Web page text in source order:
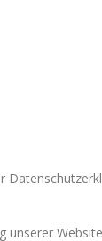
unserer